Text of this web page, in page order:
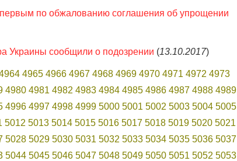
по обжалованию соглашения об упрощении
Украины сообщили о подозрении (13.10.2017)
4965 4966 4967 4968 4969 4970 4971 4972 4973
4980 4981 4982 4983 4984 4985 4986 4987 4988 4989
4996 4997 4998 4999 5000 5001 5002 5003 5004 5005
5012 5013 5014 5015 5016 5017 5018 5019 5020 5021
5028 5029 5030 5031 5032 5033 5034 5035 5036 5037
5044 5045 5046 5047 5048 5049 5050 5051 5052 5053